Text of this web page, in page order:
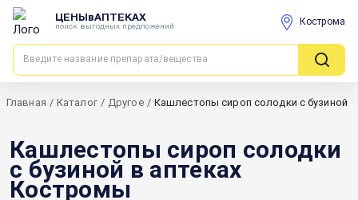
ЦЕНЫвАПТЕКАХ
поиск выгодных предложений Кострома
Главная / Каталог / Другое / Кашлестопы сироп солодки с бузиной
Кашлестопы сироп солодки
с бузиной в аптеках
Костромы